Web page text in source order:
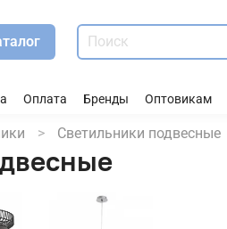
Оплата Бренды Оптовикам
Светильники подвесные